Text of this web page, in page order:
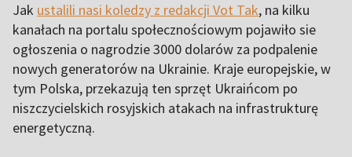
Jak ustalili nasi koledzy z redakcji Vot Tak, na kilku
kanałach na portalu społecznościowym pojawiło sie
ogłoszenia o nagrodzie 3000 dolarów za podpalenie
nowych generatorów na Ukrainie. Kraje europejskie, w
tym Polska, przekazują ten sprzęt Ukraińcom po
niszczycielskich rosyjskich atakach na infrastrukturę
energetyczną.